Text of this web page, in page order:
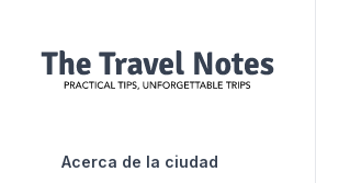
Acerca de la ciudad